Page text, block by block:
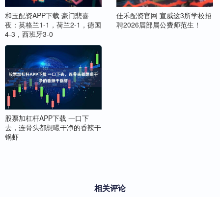
和玉配资APP下载 豪门悲喜
夜：英格兰1-1，荷兰2-1，德国
4-3，西班牙3-0
佳禾配资官网 宣威这3所学校招
聘2026届部属公费师范生！
股票加杠杆APP下载 一口下
去，连骨头都想嘬干净的香辣干
锅虾
相关评论